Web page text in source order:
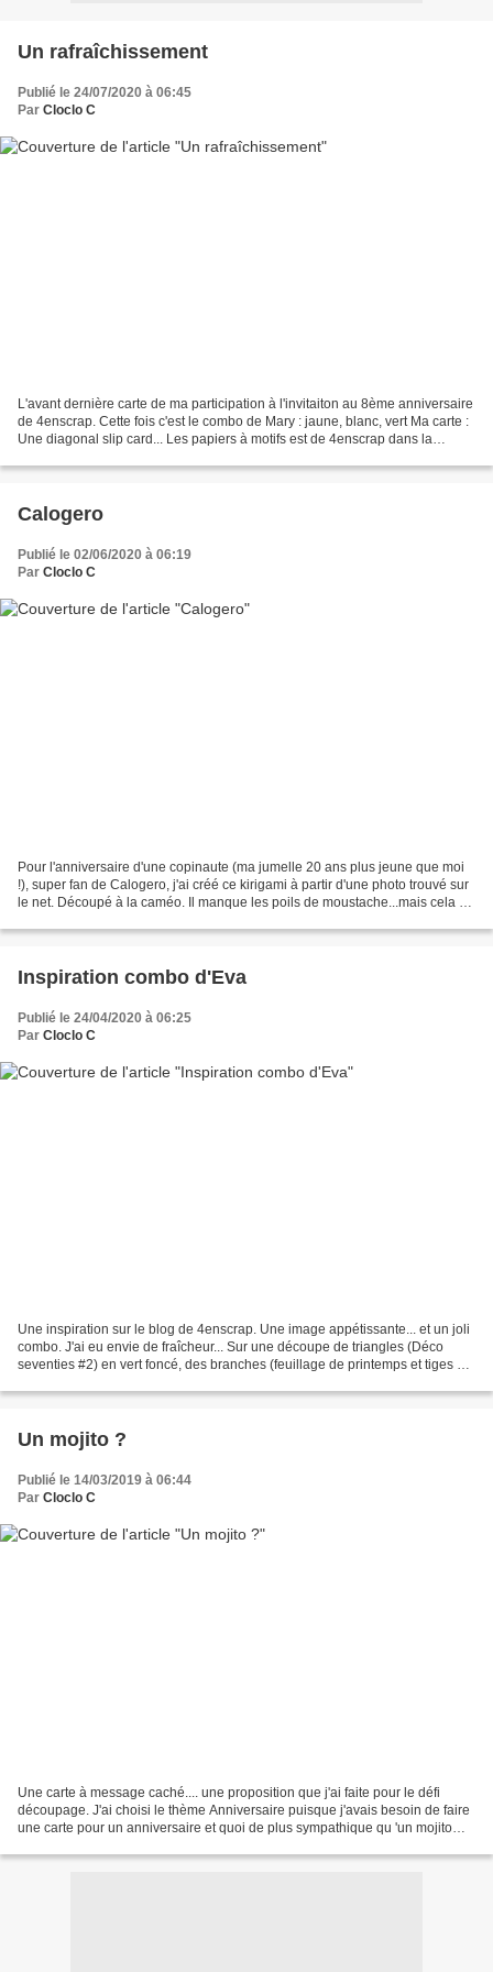
Un rafraîchissement
Publié le 24/07/2020 à 06:45
Par Cloclo C
L'avant dernière carte de ma participation à l'invitaiton au 8ème anniversaire
de 4enscrap. Cette fois c'est le combo de Mary : jaune, blanc, vert Ma carte :
Une diagonal slip card... Les papiers à motifs est de 4enscrap dans la
Calogero
Publié le 02/06/2020 à 06:19
Par Cloclo C
Pour l'anniversaire d'une copinaute (ma jumelle 20 ans plus jeune que moi
!), super fan de Calogero, j'ai créé ce kirigami à partir d'une photo trouvé sur
le net. Découpé à la caméo. Il manque les poils de moustache...mais cela ne
Inspiration combo d'Eva
Publié le 24/04/2020 à 06:25
Par Cloclo C
Une inspiration sur le blog de 4enscrap. Une image appétissante... et un joli
combo. J'ai eu envie de fraîcheur... Sur une découpe de triangles (Déco
seventies #2) en vert foncé, des branches (feuillage de printemps et tiges de
Un mojito ?
Publié le 14/03/2019 à 06:44
Par Cloclo C
Une carte à message caché.... une proposition que j'ai faite pour le défi
découpage. J'ai choisi le thème Anniversaire puisque j'avais besoin de faire
une carte pour un anniversaire et quoi de plus sympathique qu 'un mojito